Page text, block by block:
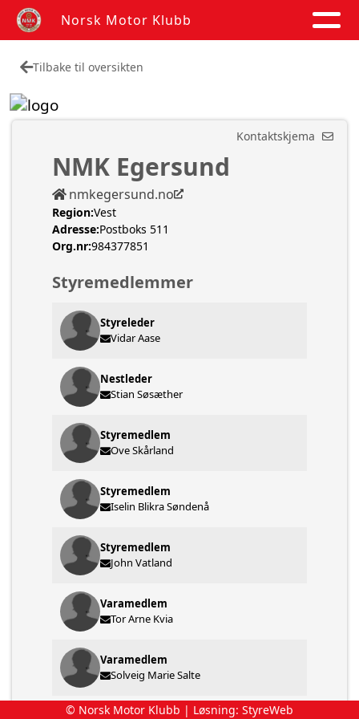
Norsk Motor Klubb
Tilbake til oversikten
Kontaktskjema
NMK Egersund
nmkegersund.no
Region:Vest
Adresse:Postboks 511
Org.nr:984377851
Styremedlemmer
Styreleder
Vidar Aase
Nestleder
Stian Søsæther
Styremedlem
Ove Skårland
Styremedlem
Iselin Blikra Søndenå
Styremedlem
John Vatland
Varamedlem
Tor Arne Kvia
Varamedlem
Solveig Marie Salte
© Norsk Motor Klubb | Løsning: StyreWeb